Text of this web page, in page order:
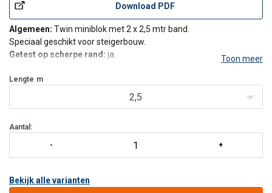
Download PDF
Algemeen: Twin miniblok met 2 x 2,5 mtr band.
Speciaal geschikt voor steigerbouw.
Getest op scherpe rand: ja.
Karabijnhaak aan uiteinde van band:
Karabijnhaak aan harnaszijde:STAK TRI
Toon meer
Lengte m
2,5
Aantal:
Bekijk alle varianten